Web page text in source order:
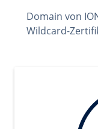
Domain von
Wildcard-